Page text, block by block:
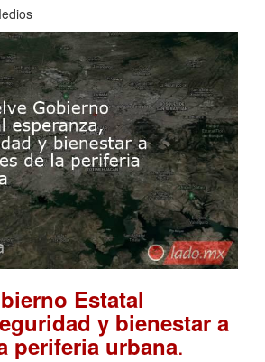
Estatal
y bienestar a
periferia urbana.